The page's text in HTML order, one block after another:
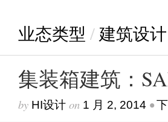
业态类型 / 建筑设计
集装箱建筑：
by HI设计 on 1 月 2, 2014 •